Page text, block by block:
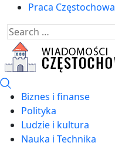
Praca Częstochowa
Biznes i finanse
Polityka
Ludzie i kultura
Nauka i Technika